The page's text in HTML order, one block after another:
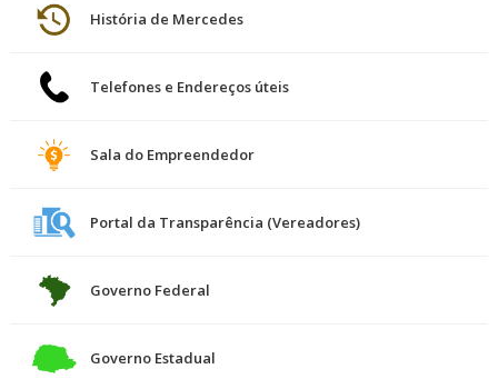
História de Mercedes
Telefones e Endereços úteis
Sala do Empreendedor
Portal da Transparência (Vereadores)
Governo Federal
Governo Estadual